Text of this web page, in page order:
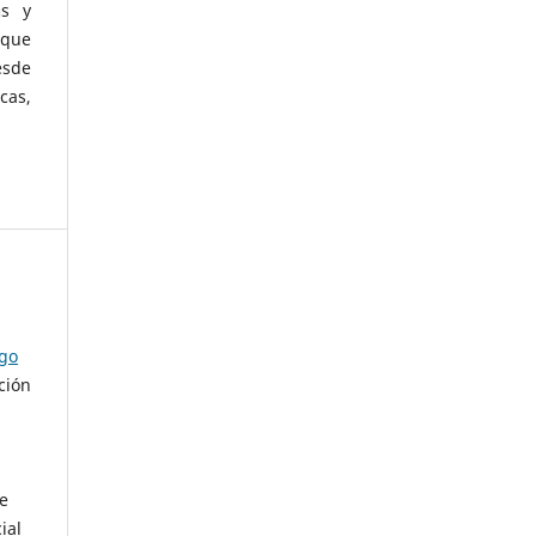
y